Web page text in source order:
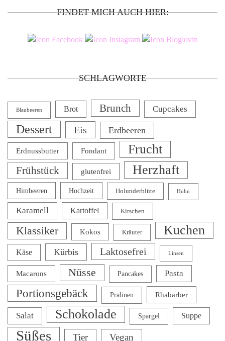
FINDET MICH AUCH HIER:
SCHLAGWORTE
Blaubeeren Brot Brunch Cupcakes
Dessert Eis Erdbeeren
Erdnussbutter Fondant Frucht
Frühstück glutenfrei Herzhaft
Himbeeren Hochzeit Holunderblüte Huhn
Karamell Kartoffel Kirschen
Klassiker Kokos Kräuter Kuchen
Käse Kürbis Laktosefrei Linsen
Macarons Nüsse Pancakes Pasta
Portionsgebäck Pralinen Rhabarber
Salat Schokolade Spargel Suppe
Süßes Tier Vegan